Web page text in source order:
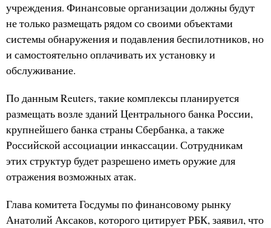
учреждения. Финансовые организации должны будут
не только размещать рядом со своими объектами
системы обнаружения и подавления беспилотников, но
и самостоятельно оплачивать их установку и
обслуживание.
По данным Reuters, такие комплексы планируется
размещать возле зданий Центрального банка России,
крупнейшего банка страны Сбербанка, а также
Российской ассоциации инкассации. Сотрудникам
этих структур будет разрешено иметь оружие для
отражения возможных атак.
Глава комитета Госдумы по финансовому рынку
Анатолий Аксаков, которого цитирует РБК, заявил, что